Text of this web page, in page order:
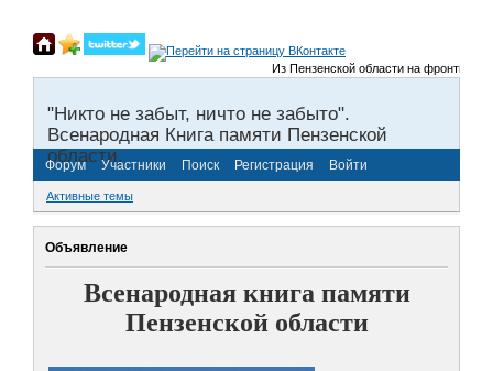
Из Пензенской области на фронты
"Никто не забыт, ничто не забыто".
Всенародная Книга памяти Пензенской
области.
Форум Участники Поиск Регистрация Войти
Активные темы
Объявление
Всенародная книга памяти
Пензенской области